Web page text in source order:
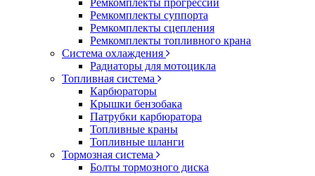
Ремкомплекты прогрессии
Ремкомплекты суппорта
Ремкомплекты сцепления
Ремкомплекты топливного крана
Система охлаждения
Радиаторы для мотоцикла
Топливная система
Карбюраторы
Крышки бензобака
Патрубки карбюратора
Топливные краны
Топливные шланги
Тормозная система
Болты тормозного диска